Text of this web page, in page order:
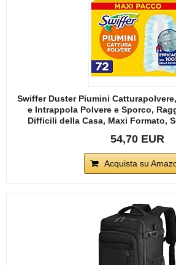
Swiffer Duster Piumini
e Intrappola Polvere e Sporco,
Difficili della Casa, Maxi Formato,
54,70 EUR
Acquista su